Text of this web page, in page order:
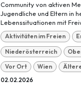
Community von aktiven
Jugendliche und Eltern in
Lebenssituationen mit
Aktivitäten im Freien
Niederösterreich
Vor Ort Wien
02.02.2026